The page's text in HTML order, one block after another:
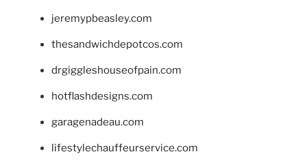
jeremypbeasley.com
thesandwichdepotcos.com
drgiggleshouseofpain.com
hotflashdesigns.com
garagenadeau.com
lifestylechauffeurservice.com